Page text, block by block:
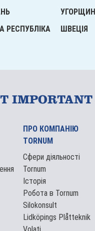
РЕСПУБЛІКА ШВЕЦІЯ
IMPORTANT
ПРО КОМПАНІЮ
TORNUM
Сфери діяльності
Tornum
Історія
Робота в Tornum
Silokonsult
Lidköpings Plåtteknik